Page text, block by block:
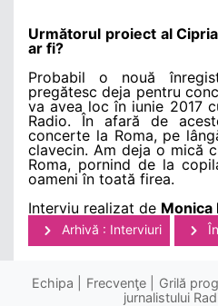
Următorul proiect al
ar fi?
Probabil o nouă
pregătesc deja pentru
va avea loc în iunie 2017
Radio. În afară de
concerte la Roma, pe
clavecin. Am deja o mică
Roma, pornind de la
oameni în toată firea.
Interviu realizat de Monica
Arhivă : Interviuri
Echipa Frecvenţe Grilă
jurnalistului